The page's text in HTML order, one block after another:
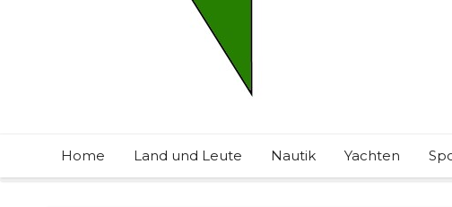
Home Land und Leute Nautik Yachten